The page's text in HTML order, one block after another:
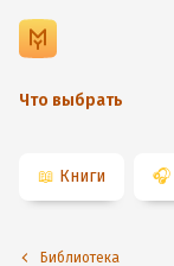
Что выбрать
📖 Книги 🎧
Библиотека